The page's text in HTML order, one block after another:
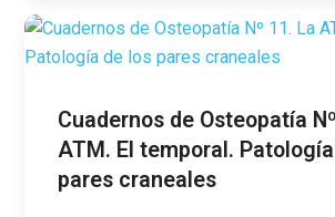
Cuadernos de Osteopatía
ATM. El temporal.
pares craneales